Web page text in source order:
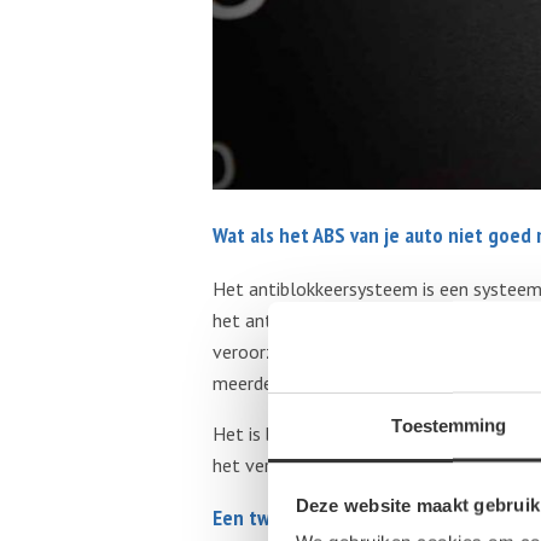
Toestemming
Deze website maakt
Wat als het ABS van je auto niet goed
Het antiblokkeersysteem is een
het antiblokkeersysteem kapot is, dan
veroorzaakt door vieze sensoren, maar
meerdere oorzaken hebben.
Het is belangrijk dat jij je auto onder
het verstandig om je auto direct na te
Een tweedehands ABS kopen